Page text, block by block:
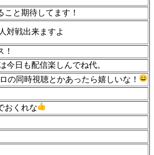
と期待してます！
対戦出来ますよ
日も配信楽しんでね代。
の同時視聴とかあったら嬉しいな！
おくれな